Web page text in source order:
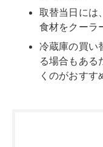
取替当日には
食材をクーラ
冷蔵庫の買い
る場合もある
くのがおすす